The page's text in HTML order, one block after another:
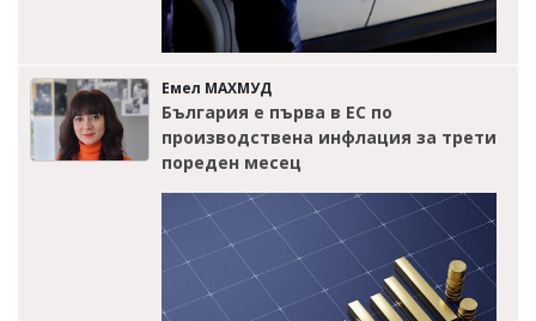
Емел МАХМУД
България е първа в ЕС по
производствена инфлация за трети
пореден месец